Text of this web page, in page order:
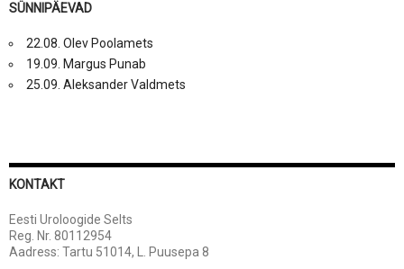
SÜNNIPÄEVAD
22.08. Olev Poolamets
19.09. Margus Punab
25.09. Aleksander Valdmets
KONTAKT
Eesti Uroloogide Selts
Reg. Nr. 80112954
Aadress: Tartu 51014, L. Puusepa 8